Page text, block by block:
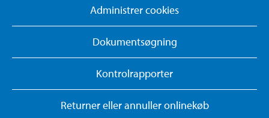
Administrer cookies
Dokumentsøgning
Kontrolrapporter
Returner eller annuller onlinekøb